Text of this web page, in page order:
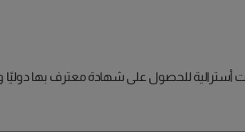
على عدة عوامل متنوعة، بما في ذلك الجامعة والبرنامج الدراسي والمدينة التي تعيش فيها. إليك قائمة بأفضل 8 جامعات أسترالية للحصول على